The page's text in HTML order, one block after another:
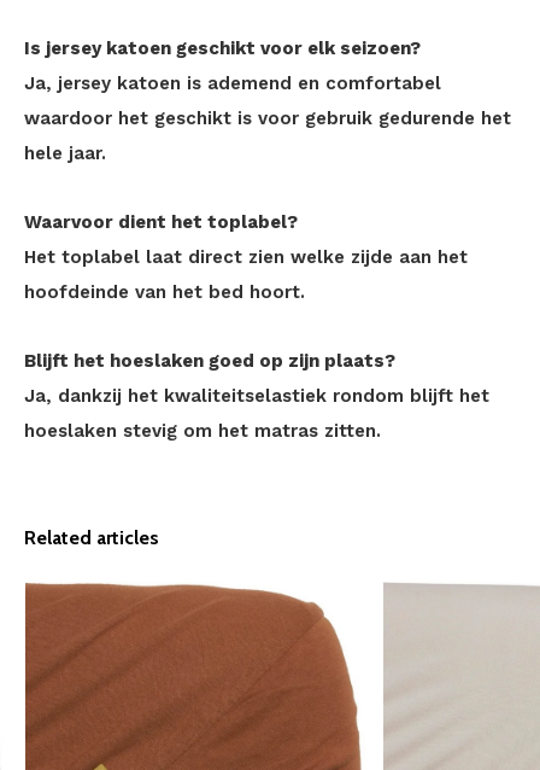
Is jersey katoen geschikt voor elk seizoen?
Ja, jersey katoen is ademend en comfortabel
waardoor het geschikt is voor gebruik gedurende het
hele jaar.
Waarvoor dient het toplabel?
Het toplabel laat direct zien welke zijde aan het
hoofdeinde van het bed hoort.
Blijft het hoeslaken goed op zijn plaats?
Ja, dankzij het kwaliteitselastiek rondom blijft het
hoeslaken stevig om het matras zitten.
Related articles